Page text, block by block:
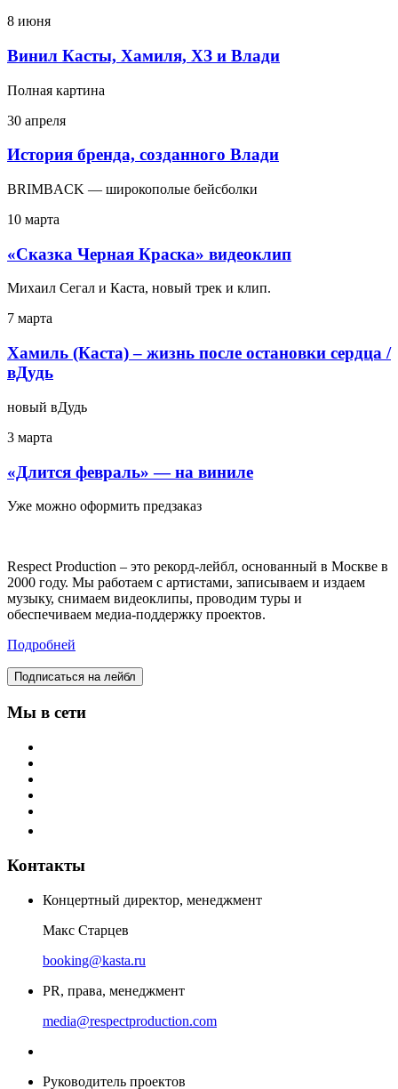
8 июня
Винил Касты, Хамиля, ХЗ и Влади
Полная картина
30 апреля
История бренда, созданного Влади
BRIMBACK — широкополые бейсболки
10 марта
«Сказка Черная Краска» видеоклип
Михаил Сегал и Каста, новый трек и клип.
7 марта
Хамиль (Каста) – жизнь после остановки сердца /
вДудь
новый вДудь
3 марта
«Длится февраль» — на виниле
Уже можно оформить предзаказ
Respect Production – это рекорд-лейбл, основанный в Москве в
2000 году. Мы работаем с артистами, записываем и издаем
музыку, снимаем видеоклипы, проводим туры и
обеспечиваем медиа-поддержку проектов.
Подробней
Подписаться на лейбл
Мы в сети
Контакты
Концертный директор, менеджмент
Макс Старцев
booking@kasta.ru
PR, права, менеджмент
media@respectproduction.com
Руководитель проектов